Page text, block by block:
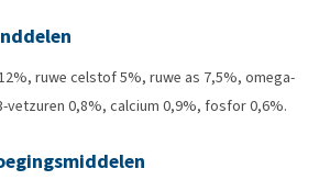
ruwe celstof 5%, ruwe as 7,5%, omega-
vetzuren 0,8%, calcium 0,9%, fosfor 0,6%.